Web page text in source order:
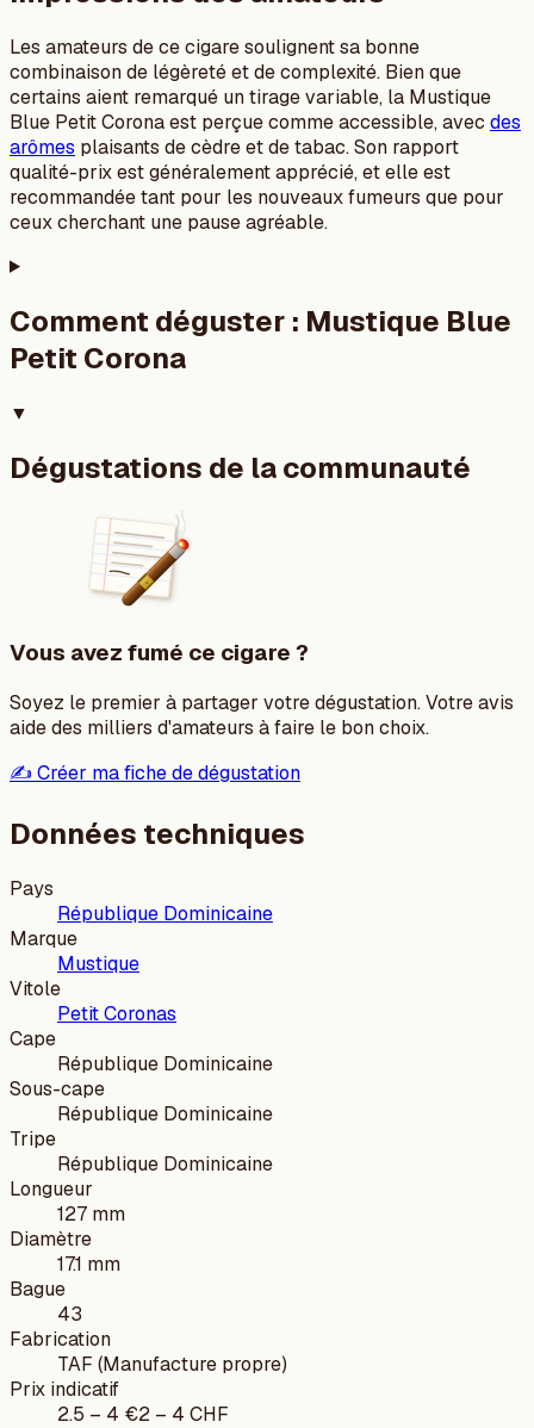
Les amateurs de ce cigare soulignent sa bonne
combinaison de légèreté et de complexité. Bien que
certains aient remarqué un tirage variable, la Mustique
Blue Petit Corona est perçue comme accessible, avec des
arômes plaisants de cèdre et de tabac. Son rapport
qualité-prix est généralement apprécié, et elle est
recommandée tant pour les nouveaux fumeurs que pour
ceux cherchant une pause agréable.
Comment déguster : Mustique Blue
Petit Corona
▼
Dégustations de la communauté
Vous avez fumé ce cigare ?
Soyez le premier à partager votre dégustation. Votre avis
aide des milliers d'amateurs à faire le bon choix.
✍️ Créer ma fiche de dégustation
Données techniques
Pays
République Dominicaine
Marque
Mustique
Vitole
Petit Coronas
Cape
République Dominicaine
Sous-cape
République Dominicaine
Tripe
République Dominicaine
Longueur
127 mm
Diamètre
17.1 mm
Bague
43
Fabrication
TAF (Manufacture propre)
Prix indicatif
2.5 – 4 €2 – 4 CHF